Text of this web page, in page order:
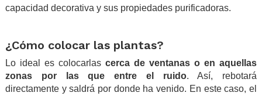
capacidad decorativa y sus propiedades purificadoras.
¿Cómo colocar las plantas?
Lo ideal es colocarlas cerca de ventanas o en aquellas
zonas por las que entre el ruido. Así, rebotará
directamente y saldrá por donde ha venido. En este caso, el